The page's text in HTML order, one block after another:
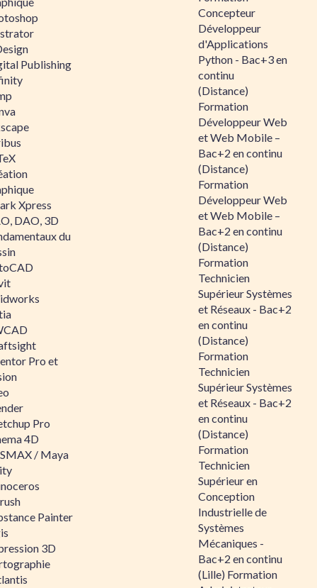
Publishing
Xpress
DAO, 3D
du
Pro et
Pro
4D
/ Maya
Painter
3D
Concepteur
Développeur
d'Applications
Python - Bac+3 en
continu
(Distance)
Formation
Développeur Web
et Web Mobile –
Bac+2 en continu
(Distance)
Formation
Développeur Web
et Web Mobile –
Bac+2 en continu
(Distance)
Formation
Technicien
Supérieur Systèmes
et Réseaux - Bac+2
en continu
(Distance)
Formation
Technicien
Supérieur Systèmes
et Réseaux - Bac+2
en continu
(Distance)
Formation
Technicien
Supérieur en
Conception
Industrielle de
Systèmes
Mécaniques -
Bac+2 en continu
(Lille) Formation